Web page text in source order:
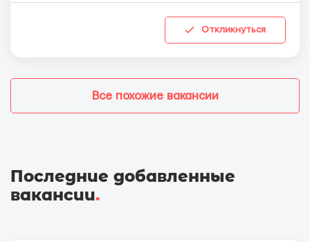
Откликнуться
Все похожие вакансии
Последние добавленные
вакансии.